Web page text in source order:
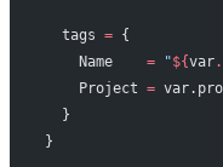
  tags
= {
    Name
= "${var.
    Project
=
  }
}